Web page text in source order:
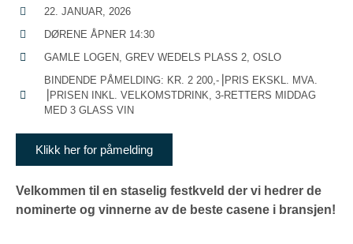
22. JANUAR, 2026
DØRENE ÅPNER 14:30
GAMLE LOGEN, GREV WEDELS PLASS 2, OSLO
BINDENDE PÅMELDING: KR. 2 200,-⎟PRIS EKSKL. MVA.
⎟PRISEN INKL. VELKOMSTDRINK, 3-RETTERS MIDDAG
MED 3 GLASS VIN
Klikk her for påmelding
Velkommen til en staselig festkveld der vi hedrer de
nominerte og vinnerne av de beste casene i bransjen!